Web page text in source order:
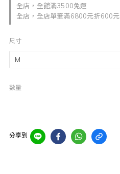
全店，全館滿3500免運
全店，全店單筆滿6800元折600元
尺寸
數量
分享到